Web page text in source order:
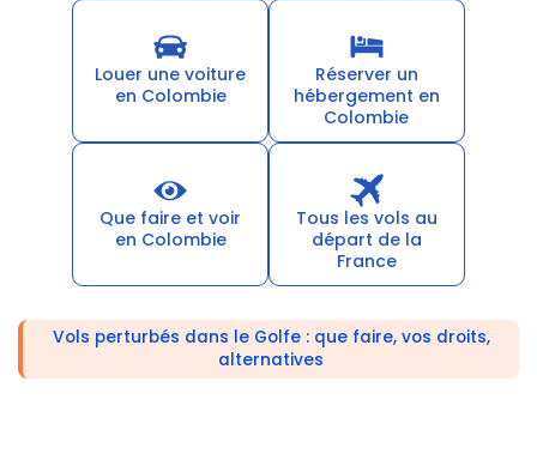
Louer une voiture
en Colombie
Réserver un
hébergement en
Colombie
Que faire et voir
en Colombie
Tous les vols au
départ de la
France
Vols perturbés dans le Golfe : que faire, vos droits,
alternatives